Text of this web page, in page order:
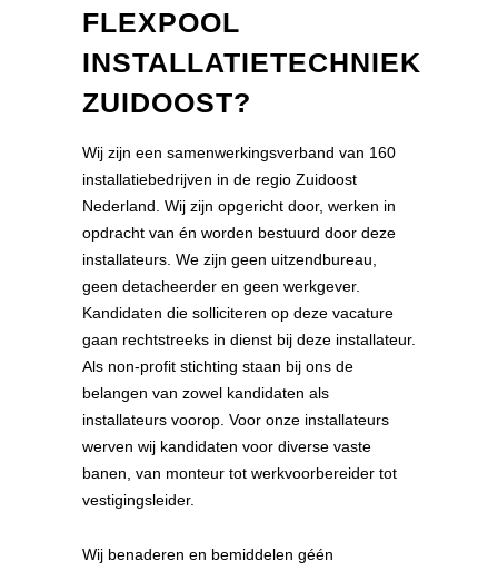
FLEXPOOL
INSTALLATIETECHNIEK
ZUIDOOST?
Wij zijn een samenwerkingsverband van 160
installatiebedrijven in de regio Zuidoost
Nederland. Wij zijn opgericht door, werken in
opdracht van én worden bestuurd door deze
installateurs. We zijn geen uitzendbureau,
geen detacheerder en geen werkgever.
Kandidaten die solliciteren op deze vacature
gaan rechtstreeks in dienst bij deze installateur.
Als non-profit stichting staan bij ons de
belangen van zowel kandidaten als
installateurs voorop. Voor onze installateurs
werven wij kandidaten voor diverse vaste
banen, van monteur tot werkvoorbereider tot
vestigingsleider.
Wij benaderen en bemiddelen géén